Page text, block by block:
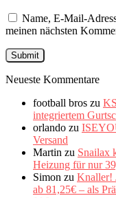
Name, E-Mail-
meinen nächsten
Neueste Kommentare
football bros zu
integriertem
orlando zu
Versand
Martin zu Snailax
Heizung für nur
Simon zu Knaller!
ab 81,25€ – als